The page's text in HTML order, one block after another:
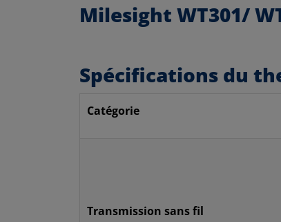
Milesight WT301/
Spécifications du
Catégorie
Transmission sans fil